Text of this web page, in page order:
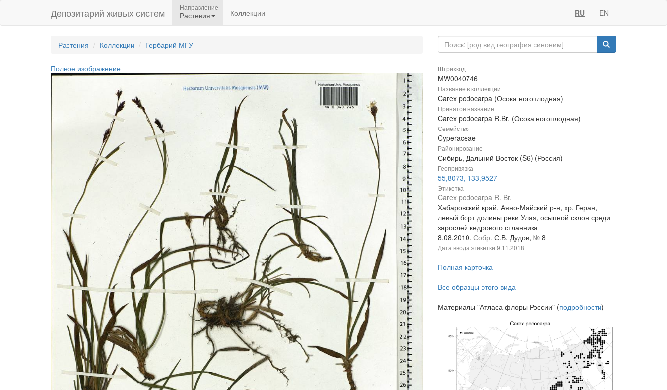
Депозитарий живых систем Направление
Растения Коллекции RU EN
Растения Коллекции Гербарий МГУ
Полное изображение Штрихкод
MW0040746
Название в коллекции
Carex podocarpa (Осока ногоплодная)
Принятое название
Carex podocarpa R.Br. (Осока ногоплодная)
Семейство
Cyperaceae
Районирование
Сибирь, Дальний Восток (S6) (Россия)
Геопривязка
55,8073, 133,9527
Этикетка
Carex podocarpa R. Br.
Хабаровский край, Аяно-Майский р-н, хр. Геран,
левый борт долины реки Улая, осыпной склон среди
зарослей кедрового стланника
8.08.2010. Собр. С.В. Дудов, № 8
Дата ввода этикетки 9.11.2018
Полная карточка
Все образцы этого вида
Материалы "Атласа флоры России" (подробности)